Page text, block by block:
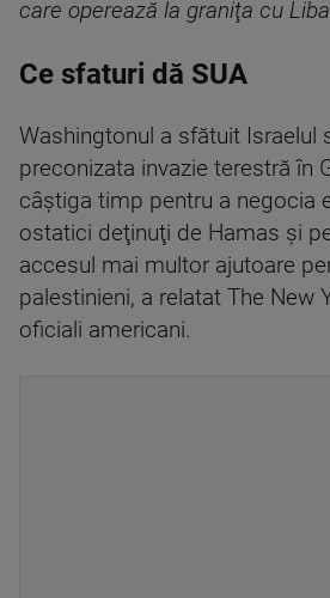
care operează la graniţa cu
Ce sfaturi dă SUA
Washingtonul a sfătuit Israelul
preconizata invazie terestră în
câştiga timp pentru a negocia
ostatici deţinuţi de Hamas şi
accesul mai multor ajutoare
palestinieni, a relatat The New
oficiali americani.